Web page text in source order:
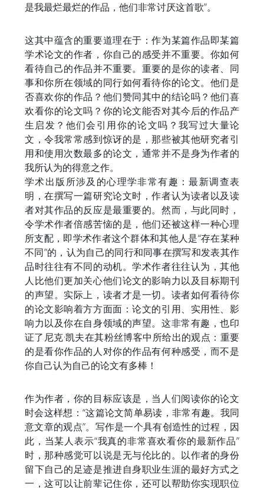
是我最烂最烂的作品，他们非常讨厌这首歌”。
这其中蕴含的重要道理在于：作为某篇作品即某篇
学术论文的作者，你自己的感受并不重要。你如何
看待自己的作品并不重要。重要的是你的读者、同
事和你所在领域的同行如何看待你的论文。他们是
否喜欢你的作品？他们赞同其中的结论吗？他们喜
欢看你的论文吗？你的论文能否对其今后的作品产
生启发？他们会引用你的论文吗？我写过大量论
文，令我常常感到惊讶的是，那些被其他研究者引
用和使用次数最多的论文，通常并不是身为作者的
我所认为的得意之作。
学术出版所涉及的心理学非常有趣：最新调查表
明，在撰写一篇研究论文时，作者认为读者以及读
者对其作品的反应是最重要的。然而，与此同时，
令学术作者倍感苦恼的是，他们还被这样一种心理
所支配，即学术作者这个群体和其他人是“存在某种
不同”的，认为自己的同行和同事在撰写和发表其作
品时往往有不同的动机。学术作者往往认为，其他
人比他们更加关心他们论文的影响力以及目标期刊
的声望。实际上，读者才是一切。读者如何看待你
的论文影响着方方面面：论文的引用、实用性、影
响力以及你在自身领域的声望。这非常有趣，也印
证了尼克·凯夫在其粉丝博客中所给出的观点：重要
的是看你作品的人对你的作品有何种感受，而不是
你自己认为自己的论文有多棒！
作为作者，你的目标应该是，当人们阅读你的论文
时会这样想：“这篇论文简单易读，非常有趣。我同
意文章的观点”。写作是一个具有创造性的过程，因
此，当某人表示“我真的非常喜欢看你的最新作品”
时，那种感觉可以说是无与伦比的。以作者的身份
留下自己的足迹是推进自身职业生涯的最好方式之
一，这可以让前辈记住你，还可以帮助你实现职位